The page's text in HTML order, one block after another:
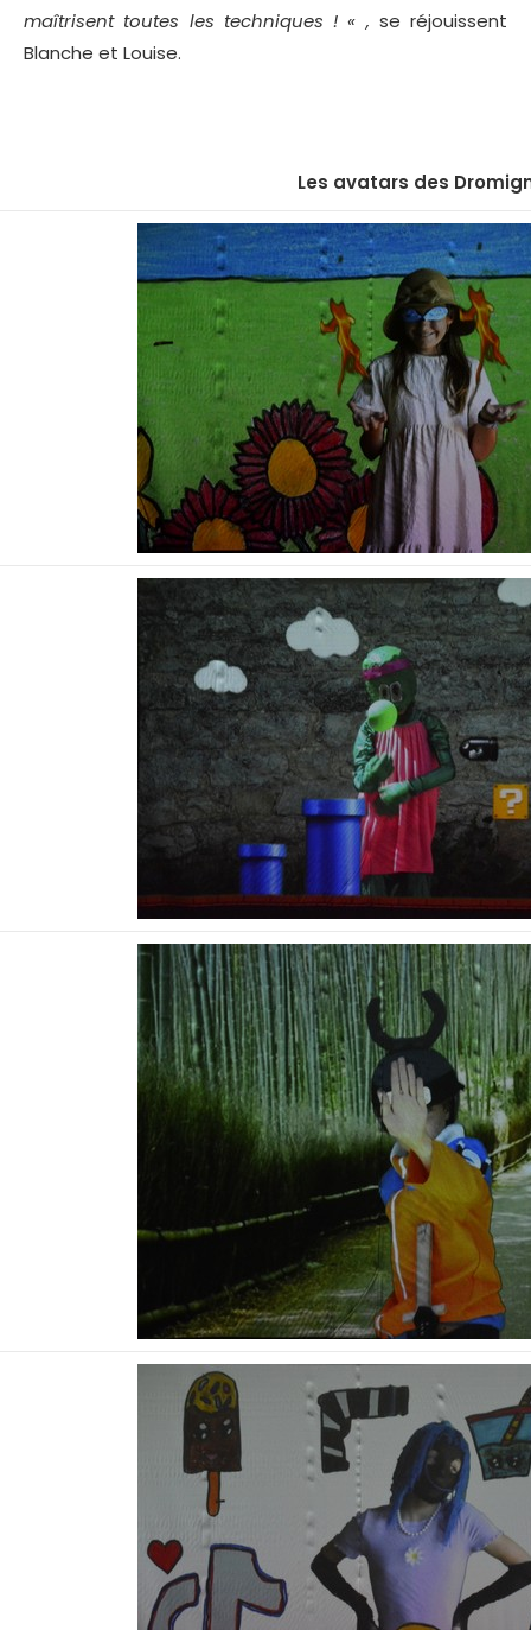
maîtrisent toutes les techniques ! « , se réjouissent
Blanche et Louise.
Les avatars des